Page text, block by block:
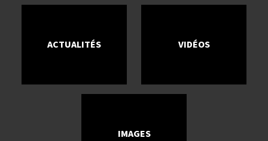
ACTUALITÉS VIDÉOS
IMAGES